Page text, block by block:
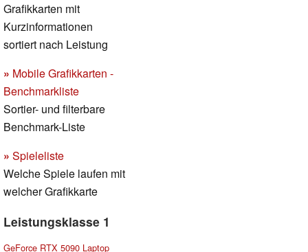
Grafikkarten mit
Kurzinformationen
sortiert nach Leistung
» Mobile Grafikkarten -
Benchmarkliste
Sortier- und filterbare
Benchmark-Liste
» Spieleliste
Welche Spiele laufen mit
welcher Grafikkarte
Leistungsklasse 1
GeForce RTX 5090 Laptop